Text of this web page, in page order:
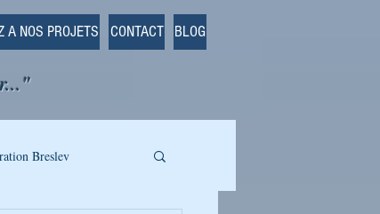
A NOS PROJETS CONTACT BLOG
Breslev